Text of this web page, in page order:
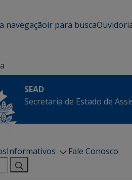
navegaçãoir para busca
SEAD
Secretaria de Estado de
Informativos
Fale Conosco